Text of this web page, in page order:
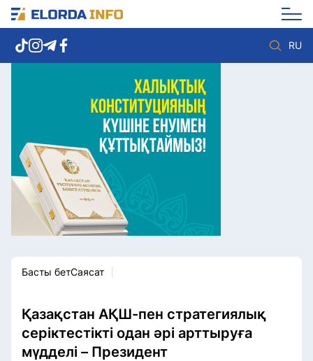
RU
Елорда жаңалықтары
Көзқарас
Саясат
Видео
Әлеумет
Экономика
Спорт
Мәдениет
Басты бетСаясат
Қазақстан АҚШ-пен стратегиялық
серіктестікті одан әрі арттыруға
мүдделі – Президент